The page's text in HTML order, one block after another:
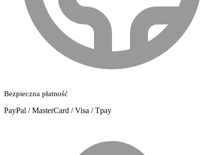
Bezpieczna płatność
PayPal / MasterCard / Visa / Tpay